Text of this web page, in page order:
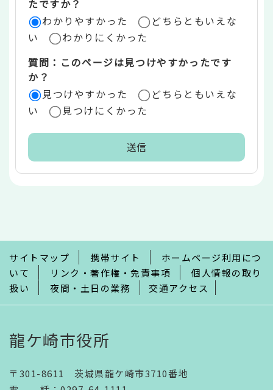
ア
たですか？
わかりやすかった
どちらともいえな
い
わかりにくかった
質問：このページは見つけやすかったです
か？
見つけやすかった
どちらともいえな
い
見つけにくかった
で
サイトマップ 携帯サイト
ホームページ利用につ
いて
リンク・著作権・免責事項
個人情報の取り
扱い
夜間・土日の業務 交通アクセス
龍ケ崎市役所
〒301-8611 茨城県龍ケ崎市3710番地